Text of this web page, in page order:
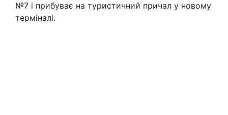
№7 і прибуває на туристичний причал у новому
терміналі.